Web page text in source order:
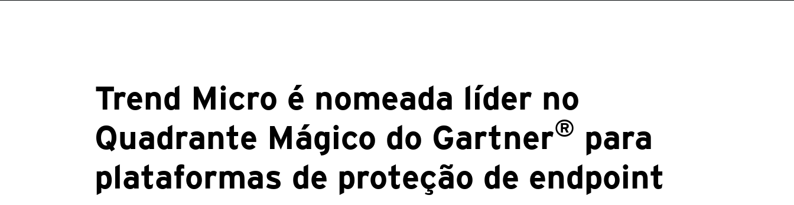
Trend Micro é nomeada líder no
Quadrante Mágico do Gartner® para
plataformas de proteção de endpoint